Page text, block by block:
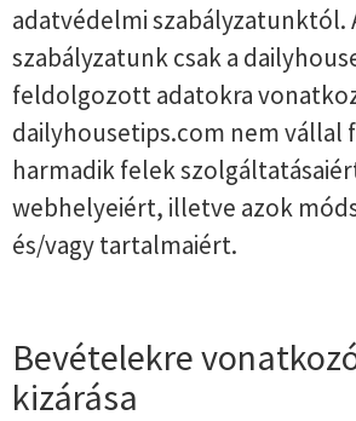
adatvédelmi szabályzatunktól.
szabályzatunk csak a
feldolgozott adatokra
dailyhousetips.com nem vállal
harmadik felek
webhelyeiért, illetve azok
és/vagy tartalmaiért.
Bevételekre
kizárása